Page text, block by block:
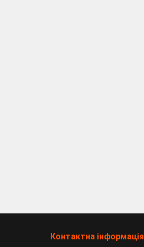
Контактна інформація